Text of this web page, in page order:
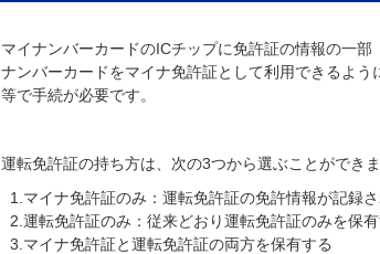
マイナンバーカードのICチップに免許証の情報の一
ナンバーカードをマイナ免許証として利用できるよ
等で手続が必要です。
運転免許証の持ち方は、次の3つから選ぶことができま
1.マイナ免許証のみ：運転免許証の免許情報が記録
2.運転免許証のみ：従来どおり運転免許証のみを保
3.マイナ免許証と運転免許証の両方を保有する